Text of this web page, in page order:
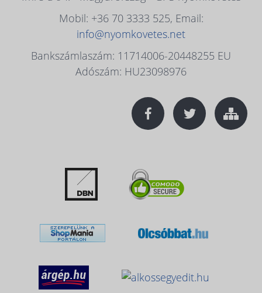
Mobil: +36 70 3333 525, Email:
info@nyomkovetes.net
Bankszámlaszám: 11714006-20448255 EU
Adószám: HU23098976